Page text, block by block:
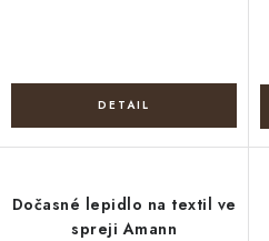
Dočasné lepidlo na textil ve
spreji Amann